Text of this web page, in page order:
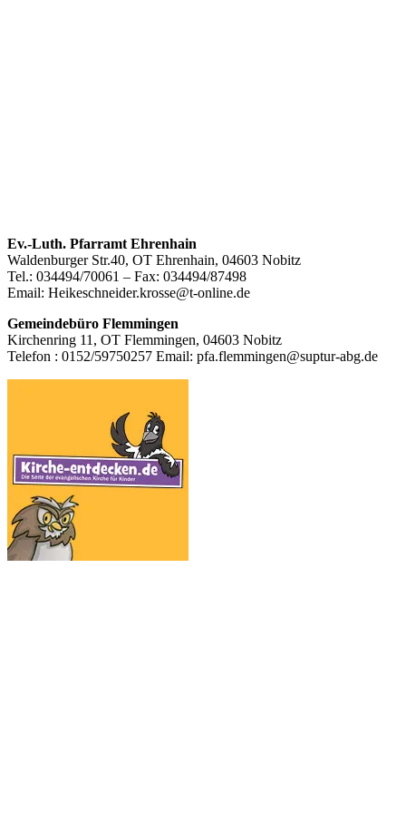
Footer
Inhalt
Ev.-Luth. Pfarramt Ehrenhain
Waldenburger Str.40, OT Ehrenhain, 04603 Nobitz
Tel.: 034494/70061 – Fax: 034494/87498
Email: Heikeschneider.krosse@t-online.de
Gemeindebüro Flemmingen
Kirchenring 11, OT Flemmingen, 04603 Nobitz
Telefon : 0152/59750257 Email: pfa.flemmingen@suptur-abg.de